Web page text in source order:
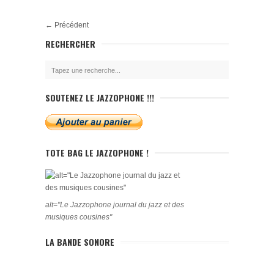
← Précédent
RECHERCHER
SOUTENEZ LE JAZZOPHONE !!!
TOTE BAG LE JAZZOPHONE !
alt="Le Jazzophone journal du jazz et des
musiques cousines"
LA BANDE SONORE